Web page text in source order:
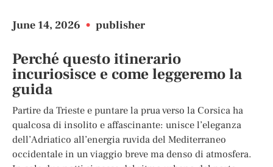
June 14, 2026 • publisher
Perché questo itinerario
incuriosisce e come leggeremo la
guida
Partire da Trieste e puntare la prua verso la Corsica ha
qualcosa di insolito e affascinante: unisce l’eleganza
dell’Adriatico all’energia ruvida del Mediterraneo
occidentale in un viaggio breve ma denso di atmosfera.